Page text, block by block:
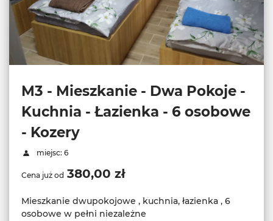
M3 - Mieszkanie - Dwa Pokoje -
Kuchnia - Łazienka - 6 osobowe
- Kozery
miejsc: 6
Cena już od 380,00 zł
Mieszkanie dwupokojowe , kuchnia, łazienka , 6
osobowe w pełni niezależne